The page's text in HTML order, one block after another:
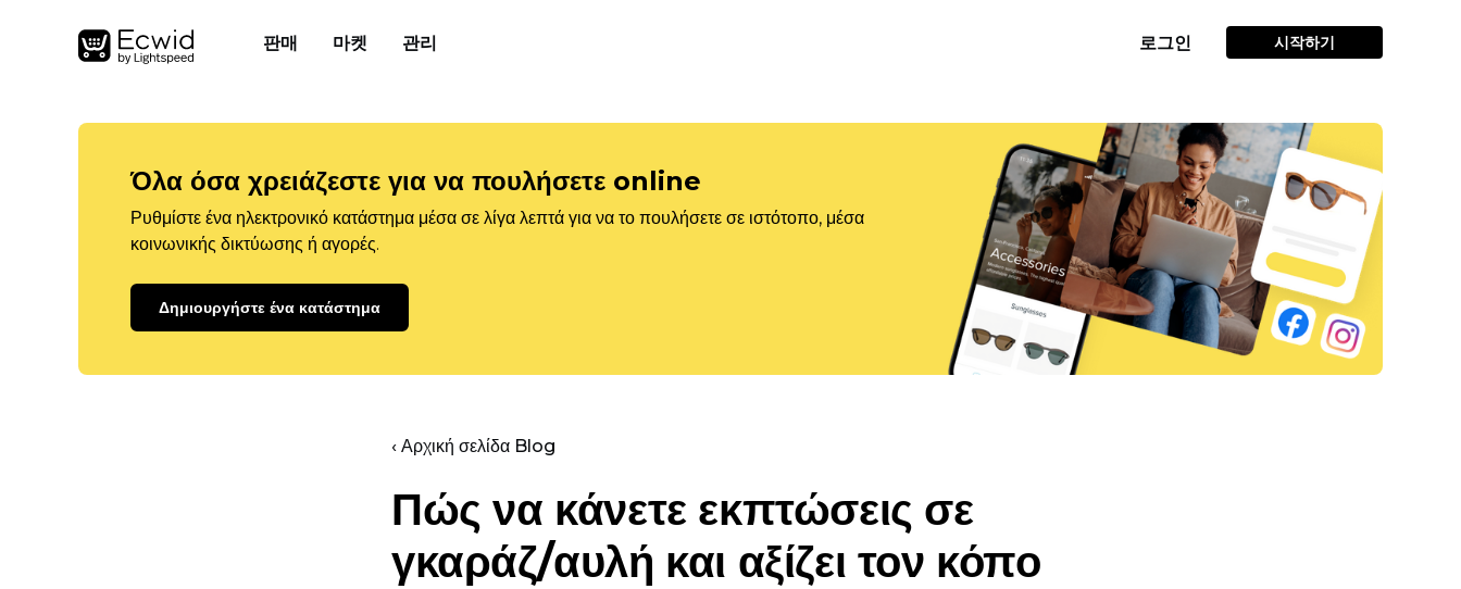
판매 마켓 관리 로그인 시작하기
Όλα όσα χρειάζεστε για να πουλήσετε online
Ρυθμίστε ένα ηλεκτρονικό κατάστημα μέσα σε λίγα λεπτά για να το πουλήσετε σε ιστότοπο, μέσα
κοινωνικής δικτύωσης ή αγορές.
Δημιουργήστε ένα κατάστημα
‹ Αρχική σελίδα Blog
Πώς να κάνετε εκπτώσεις σε
γκαράζ/αυλή και αξίζει τον κόπο